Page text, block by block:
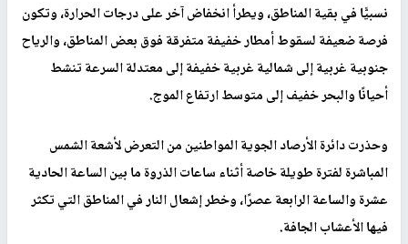
نسبيًّا في بقية المناطق، ويطرأ انخفاض آخر على درجات الحرارة، وتكون
فرصة ضعيفة لسقوط أمطار خفيفة متفرقة فوق بعض المناطق، والرياح
جنوبية غربية إلى شمالية غربية خفيفة إلى معتدلة السرعة تنشط
أحيانًا والبحر خفيف إلى متوسط ارتفاع الموج.
وحذرت دائرة الأرصاد الجوية المواطنين من التعرض لأشعة الشمس
المباشرة لفترة طويلة خاصة أثناء ساعات الذروة ما بين الساعة الحادية
عشرةوالساعة الرابعة عصرًا، وخطر إشعال النار في المناطق التي تكثر
فيها الأعشاب الجافة.